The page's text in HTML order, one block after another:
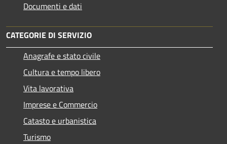
Documenti e dati
CATEGORIE DI SERVIZIO
Anagrafe e stato civile
Cultura e tempo libero
Vita lavorativa
Imprese e Commercio
Catasto e urbanistica
Turismo